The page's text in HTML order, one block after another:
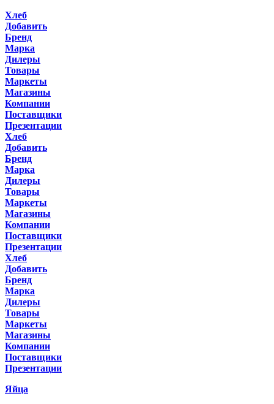
Хлеб
Добавить
Бренд
Марка
Дилеры
Товары
Маркеты
Магазины
Компании
Поставщики
Презентации
Хлеб
Добавить
Бренд
Марка
Дилеры
Товары
Маркеты
Магазины
Компании
Поставщики
Презентации
Хлеб
Добавить
Бренд
Марка
Дилеры
Товары
Маркеты
Магазины
Компании
Поставщики
Презентации
Яйца